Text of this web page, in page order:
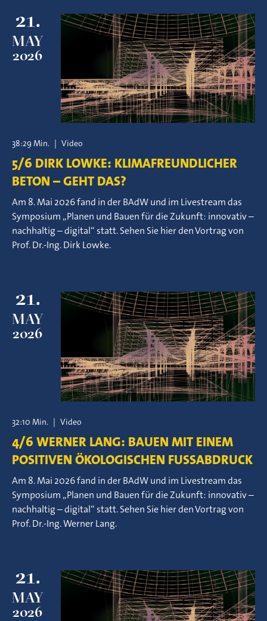
21.
MAY
2026
38:29 Min. | Video
5/6 DIRK LOWKE: KLIMAFREUNDLICHER
BETON – GEHT DAS?
Am 8. Mai 2026 fand in der BAdW und im Livestream das
Symposium „Planen und Bauen für die Zukunft: innovativ –
nachhaltig – digital“ statt. Sehen Sie hier den Vortrag von
Prof. Dr.-Ing. Dirk Lowke.
21.
MAY
2026
32:10 Min. | Video
4/6 WERNER LANG: BAUEN MIT EINEM
POSITIVEN ÖKOLOGISCHEN FUSSABDRUCK
Am 8. Mai 2026 fand in der BAdW und im Livestream das
Symposium „Planen und Bauen für die Zukunft: innovativ –
nachhaltig – digital“ statt. Sehen Sie hier den Vortrag von
Prof. Dr.-Ing. Werner Lang.
21.
MAY
2026